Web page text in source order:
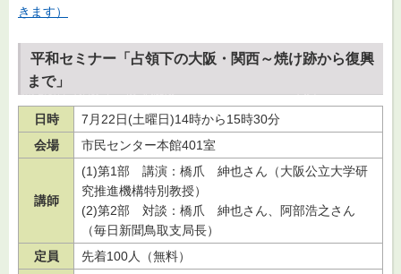
きます）
平和セミナー「占領下の大阪・関西～焼け跡から復興
まで」
日時
7月22日(土曜日)14時から15時30分
会場
市民センター本館401室
講師
(1)第1部 講演：橋爪 紳也さん（大阪公立大学研
究推進機構特別教授）
(2)第2部
対談：橋爪 紳也さん、阿部浩之さん
（毎日新聞鳥取支局長）
定員
先着100人（無料）